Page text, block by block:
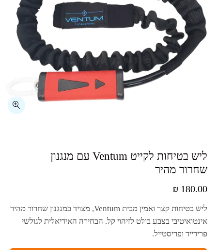
ליש בטיחות לקייט ⁦Ventum⁩ עם מנגנון
שחרור מהיר
₪ 180.00
ליש בטיחות קצר ואמין מבית Ventum, מצויד במנגנון שחרור מהיר
אינטואיטיבי בצבע בולט לזיהוי קל. הבחירה האידיאלית לגולשי
פרירייד ופריסטייל.